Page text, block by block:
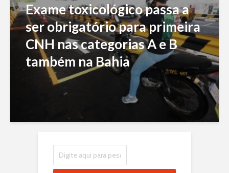
Exame toxicológico passa a
ser obrigatório para primeira
CNH nas categorias A e B
também na Bahia